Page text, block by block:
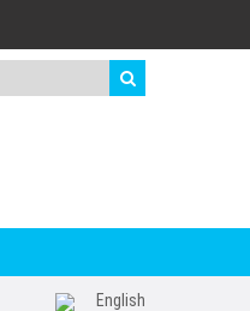
English